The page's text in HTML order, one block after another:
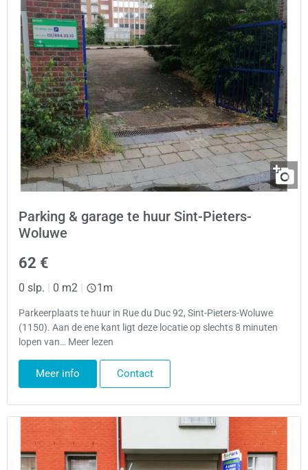
Parking & garage te huur Sint-Pieters-
Woluwe
62 €
0 slp. | 0 m2 | 1m
Parkeerplaats te huur in Rue du Duc 92, Sint-Pieters-Woluwe
(1150). Aan de ene kant ligt deze locatie op slechts 8 minuten
lopen van… Meer lezen
Meer info Contact